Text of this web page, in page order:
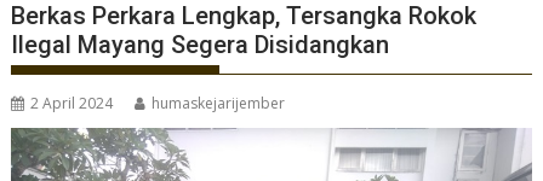
Berkas Perkara Lengkap, Tersangka Rokok
Ilegal Mayang Segera Disidangkan
2 April 2024 humaskejarijember